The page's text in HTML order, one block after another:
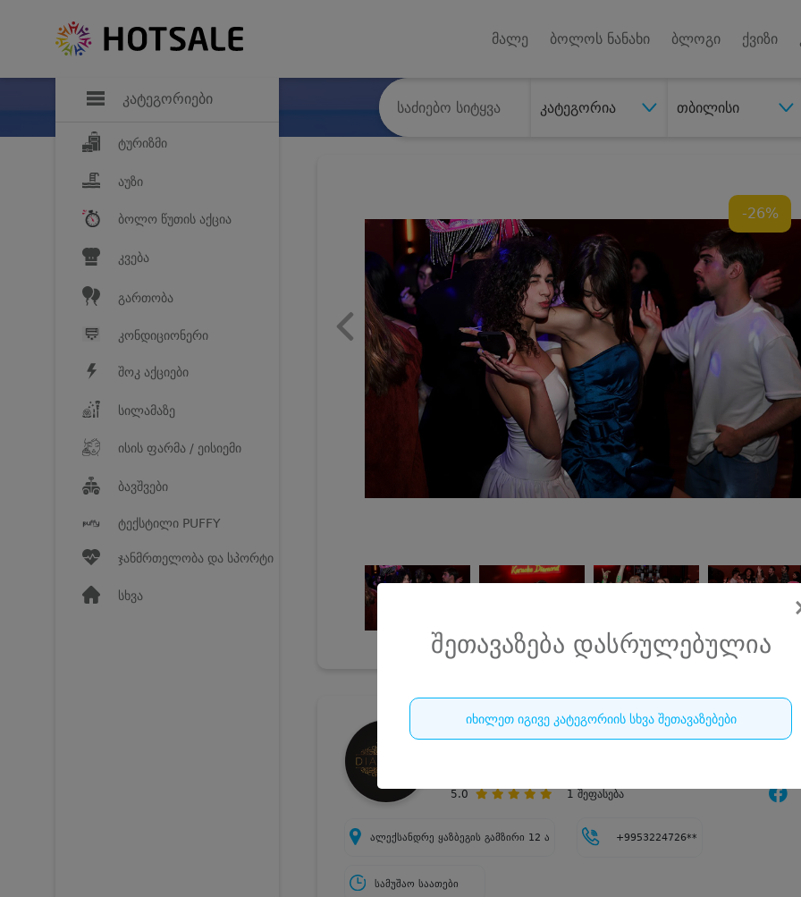
კატეგორიები
ტურიზმი
აუზი
ბოლო წუთის აქცია
კვება
გართობა
კონდიციონერი
შოკ აქციები
სილამაზე
ისის ფარმა / ეისიემი
ბავშვები
ტექსტილი PUFFY
ჯანმრთელობა და სპორტი
სხვა
მალე ბოლოს ნანახი ბლოგი ქვიზი
კატეგორია თბილისი
შეთავაზება დასრულებულია
იხილეთ იგივე კატეგორიის სხვა შეთავაზებები
-26%
კარაოკე ბარი დაიმონდი • DIAMOND
5.0 1 შეფასება
ალექსანდრე ყაზბეგის გამზირი 12 ა +9953224726**
სამუშაო საათები